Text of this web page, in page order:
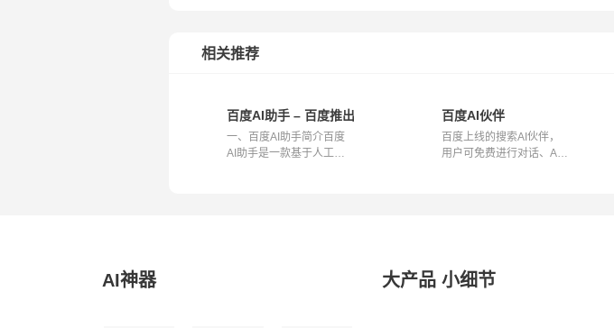
相关推荐
百度AI助手 – 百度推出的在线聊天机器人
一、百度AI助手简介百度
AI助手是一款基于人工智
百度AI伙伴
百度上线的搜索AI伙伴，
用户可免费进行对话、AI
AI神器 大产品 小细节